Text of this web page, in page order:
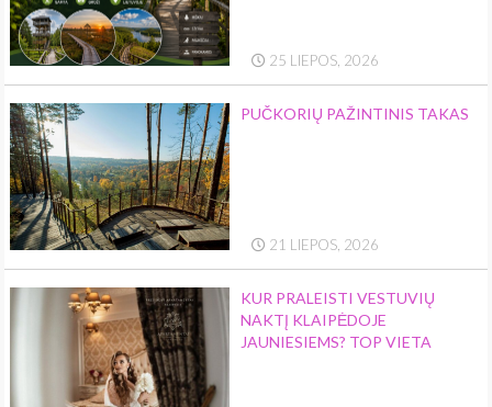
25 LIEPOS, 2026
PUČKORIŲ PAŽINTINIS TAKAS
21 LIEPOS, 2026
KUR PRALEISTI VESTUVIŲ
NAKTĮ KLAIPĖDOJE
JAUNIESIEMS? TOP VIETA